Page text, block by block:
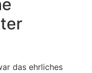
das ehrliches